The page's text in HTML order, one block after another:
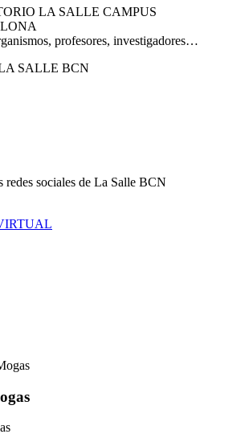
LA SALLE CAMPUS
profesores, investigadores…
SALLE BCN
redes sociales de La Salle BCN